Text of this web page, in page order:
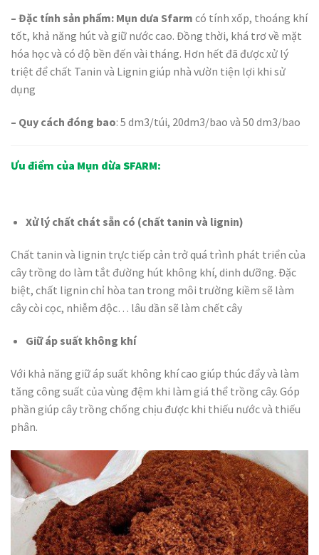
– Đặc tính sản phẩm: Mụn dưa Sfarm có tính xốp, thoáng khí
tốt, khả năng hút và giữ nước cao. Đồng thời, khá trơ về mặt
hóa học và có độ bền đến vài tháng. Hơn hết đã được xử lý
triệt để chất Tanin và Lignin giúp nhà vườn tiện lợi khi sử
dụng
– Quy cách đóng bao: 5 dm3/túi, 20dm3/bao và 50 dm3/bao
Ưu điểm của Mụn dừa SFARM:
Xử lý chất chát sẵn có (chất tanin và lignin)
Chất tanin và lignin trực tiếp cản trở quá trình phát triển của
cây trồng do làm tắt đường hút không khí, dinh dưỡng. Đặc
biệt, chất lignin chỉ hòa tan trong môi trường kiềm sẽ làm
cây còi cọc, nhiễm độc… lâu dần sẽ làm chết cây
Giữ áp suất không khí
Với khả năng giữ áp suất không khí cao giúp thúc đẩy và làm
tăng công suất của vùng đệm khi làm giá thể trồng cây. Góp
phần giúp cây trồng chống chịu được khi thiếu nước và thiếu
phân.